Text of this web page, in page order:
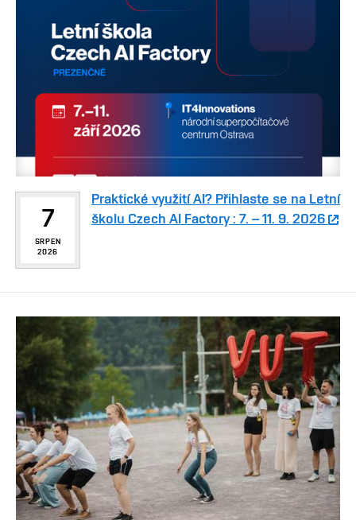
7
SRPEN
2026
Praktické využití AI? Přihlaste se na Letní
školu Czech AI Factory : 7. – 11. 9. 2026